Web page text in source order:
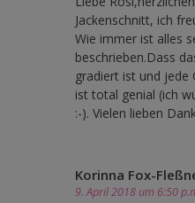
Jackenschnitt, ich
Wie immer ist alles
beschrieben.Dass
gradiert ist und jede
ist total genial (ich
:-). Vielen lieben
Korinna Fox-
9. April 2018 um 6:50